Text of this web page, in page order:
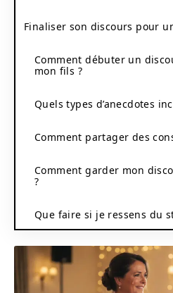
Finaliser son discours pour
Comment débuter un
mon fils ?
Quels types d’anecdotes
Comment partager des
Comment garder mon
?
Que faire si je ressens du